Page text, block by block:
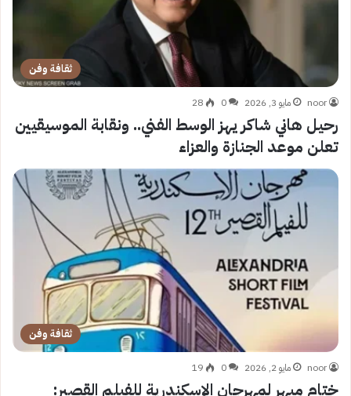
ثقافة وفن
noor مايو 3, 2026 0
28
رحيل هاني شاكر يهز الوسط الفني.. ونقابة الموسيقيين
تعلن موعد الجنازة والعزاء
ثقافة وفن
noor مايو 2, 2026 0
19
ختام مبهر لمهرجان الإسكندرية للفيلم القصير: